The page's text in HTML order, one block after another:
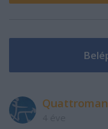
Quattroman